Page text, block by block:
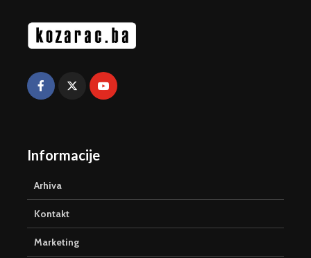
Informacije
Arhiva
Kontakt
Marketing